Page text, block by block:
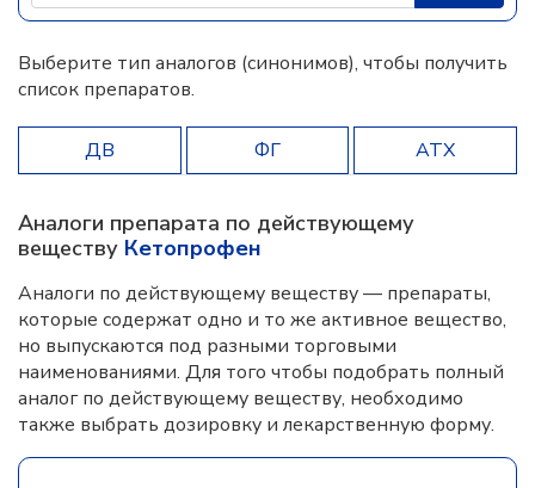
Выберите тип аналогов (синонимов), чтобы получить
список препаратов.
ДВ ФГ АТХ
Аналоги препарата по действующему
веществу Кетопрофен
Аналоги по действующему веществу — препараты,
которые содержат одно и то же активное вещество,
но выпускаются под разными торговыми
наименованиями. Для того чтобы подобрать полный
аналог по действующему веществу, необходимо
также выбрать дозировку и лекарственную форму.